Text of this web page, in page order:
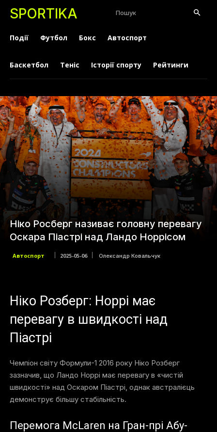
SPORTIKA Пошук
Події Футбол Бокс Автоспорт
Баскетбол Теніс Історії спорту Рейтинги
Ніко Росберг називає головну перевагу
Оскара Піастрі над Ландо Норрісом
Автоспорт 2025-05-06 Олександр Ковальчук
Ніко Розберг: Норрі має
перевагу в швидкості над
Піастрі
Чемпіон світу Формули-1 2016 року Ніко Розберг
зазначив, що Ландо Норрі має перевагу в «чистій
швидкості» над Оскаром Піастрі, однак австралієць
демонструє більшу стабільність.
Перемога McLaren на Гран-прі Абу-